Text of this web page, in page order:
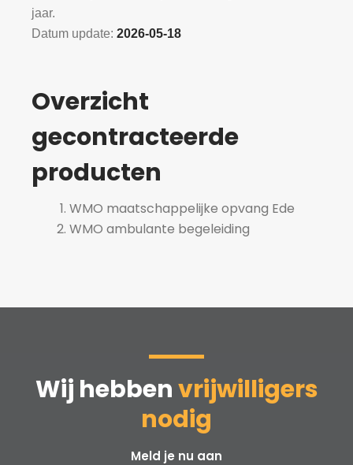
jaar.
Datum update: 2026-05-18
Overzicht
gecontracteerde
producten
WMO maatschappelijke opvang Ede
WMO ambulante begeleiding
Wij hebbenvrijwilligers
nodig
Meld je nu aan